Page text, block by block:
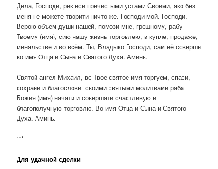
Дела, Господи, рек еси пречистыми устами Своими, яко без
меня не можете творити ничто же, Господи мой, Господи,
Верою объем души нашей, помози мне, грешному, рабу
Твоему (имя), сию нашу жизнь торговлею, в купле, продаже,
меняльстве и во всём. Ты, Владыко Господи, сам её соверши
во имя Отца и Сына и Святого Духа. Аминь.
Святой ангел Михаил, во Твое святое имя торгуем, спаси,
сохрани и благослови своими святыми молитвами раба
Божия (имя) начати и совершати счастливую и
благополучную торговлю. Во имя Отца и Сына и Святого
Духа. Аминь.
***
Для удачной сделки